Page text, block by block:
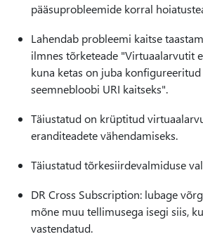
pääsuprobleemide korral
Lahendab probleemi kaitse
ilmnes tõrketeade "Virtuaalarvutit
kuna ketas on juba
seemnebloobi URI kaitseks".
Täiustatud on krüptitud
eranditeadete vähendamiseks.
Täiustatud tõrkesiirdevalmiduse
DR Cross Subscription: lubage
mõne muu tellimusega isegi siis,
vastendatud.